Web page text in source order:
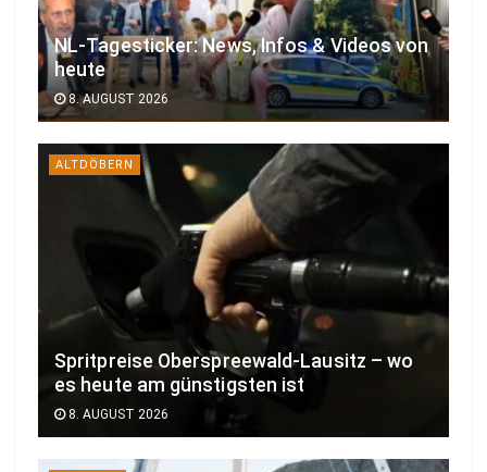
NL-Tagesticker: News, Infos & Videos von
heute
8. AUGUST 2026
ALTDÖBERN
Spritpreise Oberspreewald-Lausitz – wo
es heute am günstigsten ist
8. AUGUST 2026